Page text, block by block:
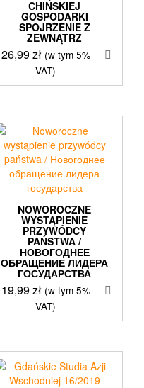
CHIŃSKIEJ
GOSPODARKI
SPOJRZENIE Z
ZEWNĄTRZ
26,99zł (w tym 5%
VAT)
NOWOROCZNE
WYSTĄPIENIE
PRZYWÓDCY
PAŃSTWA /
НОВОГОДНЕЕ
ОБРАЩЕНИЕ ЛИДЕРА
ГОСУДАРСТВА
19,99zł (w tym 5%
VAT)